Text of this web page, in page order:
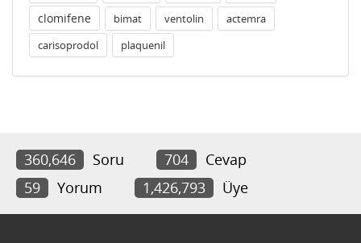
clomifene
bimat ventolin
actemra
carisoprodol
plaquenil
360,646 Soru 704
Cevap
59
Yorum 1,426,793 Üye